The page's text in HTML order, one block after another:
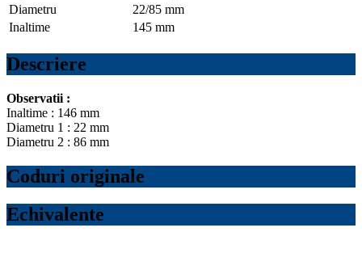
Diametru
22/85 mm
Inaltime
145 mm
Descriere
Observatii :
Inaltime : 146 mm
Diametru 1 : 22 mm
Diametru 2 : 86 mm
Coduri originale
Echivalente